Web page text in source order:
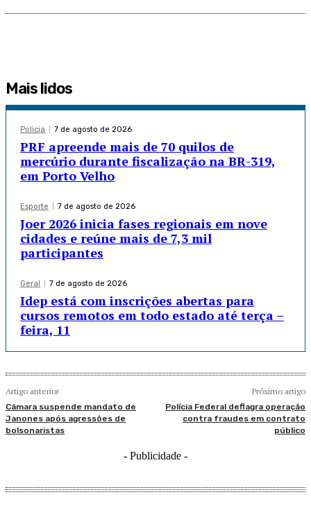
Mais lidos
Policia 7 de agosto de 2026
PRF apreende mais de 70 quilos de
mercúrio durante fiscalização na BR-319,
em Porto Velho
Esporte 7 de agosto de 2026
Joer 2026 inicia fases regionais em nove
cidades e reúne mais de 7,3 mil
participantes
Geral 7 de agosto de 2026
Idep está com inscrições abertas para
cursos remotos em todo estado até terça –
feira, 11
Artigo anterior
Câmara suspende mandato de
Janones após agressões de
bolsonaristas
Próximo artigo
Polícia Federal deflagra operação
contra fraudes em contrato
público
- Publicidade -